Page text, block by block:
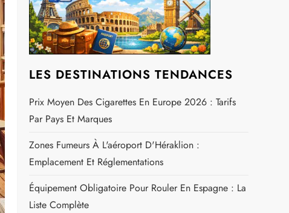
LES DESTINATIONS TENDANCES
Prix Moyen Des Cigarettes En Europe 2026 : Tarifs
Par Pays Et Marques
Zones Fumeurs À L'aéroport D'Héraklion :
Emplacement Et Réglementations
Équipement Obligatoire Pour Rouler En Espagne : La
Liste Complète